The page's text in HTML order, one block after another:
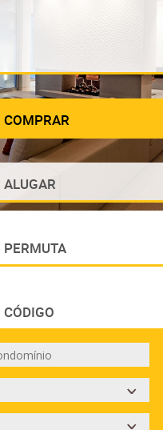
COMPRAR
ALUGAR
PERMUTA
CÓDIGO